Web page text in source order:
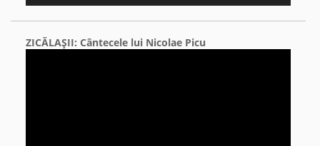
ZICĂLAŞII: Cântecele lui Nicolae Picu